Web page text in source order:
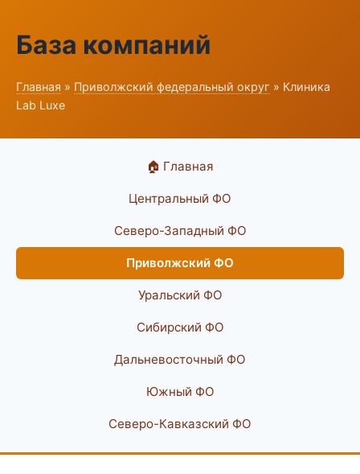
База компаний
Главная » Приволжский федеральный округ » Клиника
Lab Luxe
🏠 Главная
Центральный ФО
Северо-Западный ФО
Приволжский ФО
Уральский ФО
Сибирский ФО
Дальневосточный ФО
Южный ФО
Северо-Кавказский ФО